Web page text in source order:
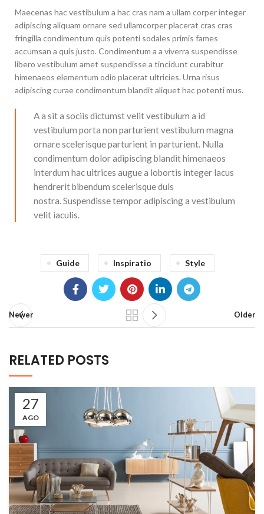
Maecenas hac vestibulum a hac cras nam a ullam corper integer
adipiscing aliquam ornare sed ullamcorper placerat cras cras
fringilla condimentum quis potenti sodales primis fames
accumsan a quis justo. Condimentum a a viverra suspendisse
libero vestibulum amet suspendisse a tincidunt curabitur
himenaeos elementum odio placerat ultricies. Urna risus
adipiscing curae condimentum blandit aliquet hac potenti mus.
A a sit a sociis dictumst velit vestibulum a id
vestibulum porta non parturient vestibulum magna
ornare scelerisque parturient in parturient. Nulla
condimentum dolor adipiscing blandit himenaeos
interdum hac ultrices augue a lobortis integer lacus
hendrerit bibendum scelerisque duis
nostra. Suspendisse tempor adipiscing a vestibulum
velit iaculis.
Guide Inspiratio Style
Newer Older
RELATED POSTS
27
AGO